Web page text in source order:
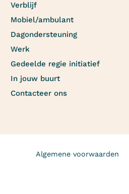
Verblijf
Mobiel/ambulant
Dagondersteuning
Werk
Gedeelde regie initiatief
In jouw buurt
Contacteer ons
Algemene voorwaarden